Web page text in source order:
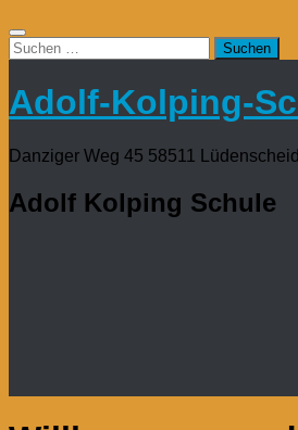
Suchen
nach:
Adolf-Kolping-
Danziger Weg 45 58511 Lüdenscheid
Adolf Kolping Schule